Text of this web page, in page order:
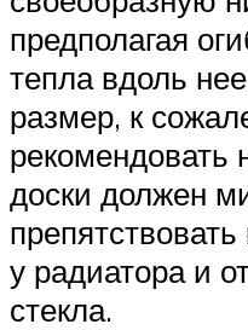
предполагая
тепла вдоль
размер, к
рекомендовать
доски должен
у радиатора и
стекла.